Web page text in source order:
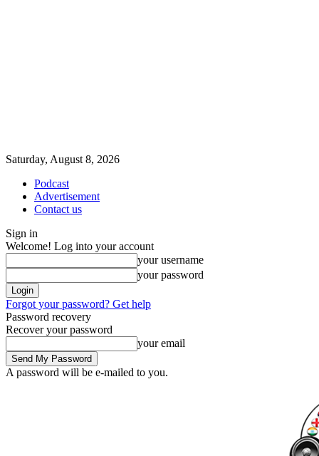
Saturday, August 8, 2026
Podcast
Advertisement
Contact us
Sign in
Welcome! Log into your account
your username
your password
Forgot your password? Get help
Password recovery
Recover your password
your email
A password will be e-mailed to you.